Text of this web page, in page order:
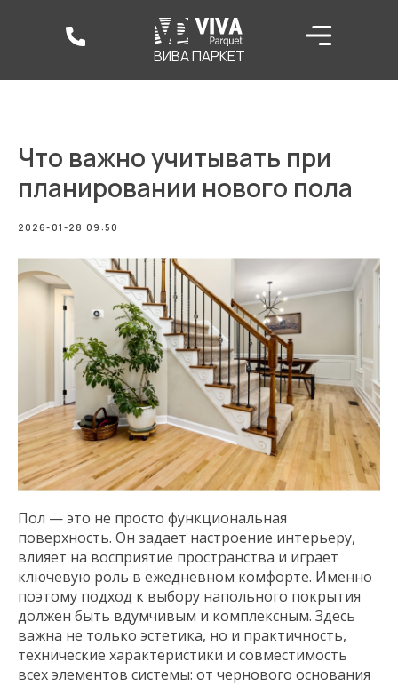
ВИВА ПАРКЕТ
Что важно учитывать при
планировании нового пола
2026-01-28 09:50
Пол — это не просто функциональная
поверхность. Он задает настроение интерьеру,
влияет на восприятие пространства и играет
ключевую роль в ежедневном комфорте. Именно
поэтому подход к выбору напольного покрытия
должен быть вдумчивым и комплексным. Здесь
важна не только эстетика, но и практичность,
технические характеристики и совместимость
всех элементов системы: от чернового основания